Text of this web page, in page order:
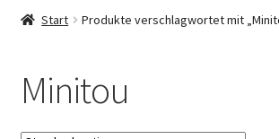
Kontaktformular
Start Produkte verschlagwortet mit
Minitou